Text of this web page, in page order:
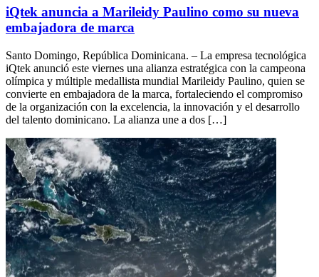
iQtek anuncia a Marileidy Paulino como su nueva
embajadora de marca
Santo Domingo, República Dominicana. – La empresa tecnológica
iQtek anunció este viernes una alianza estratégica con la campeona
olímpica y múltiple medallista mundial Marileidy Paulino, quien se
convierte en embajadora de la marca, fortaleciendo el compromiso
de la organización con la excelencia, la innovación y el desarrollo
del talento dominicano. La alianza une a dos […]